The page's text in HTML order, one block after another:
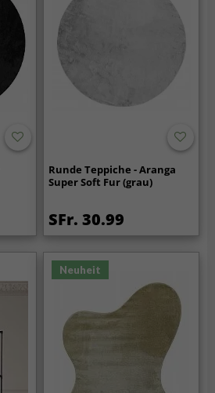
Runde Teppiche - Aranga
Super Soft Fur (grau)
SFr. 30.99
Neuheit